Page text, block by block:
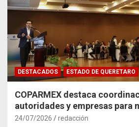
DESTACADOS ESTADO DE QUERETARO
COPARMEX destaca
autoridades y empresas para
impacto del Tren
24/07/2026 redacción